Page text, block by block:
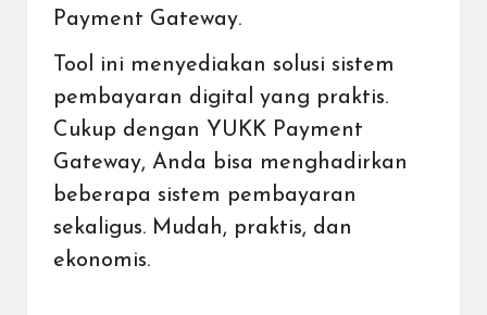
Payment Gateway.
Tool ini menyediakan solusi sistem
pembayaran digital
yang praktis.
Cukup dengan YUKK Payment
Gateway, Anda bisa menghadirkan
beberapa sistem pembayaran
sekaligus. Mudah, praktis, dan
ekonomis.